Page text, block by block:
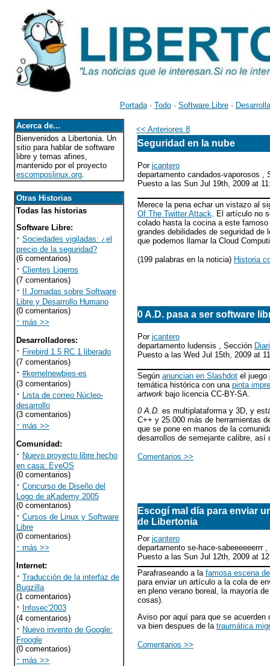
Portada· Todo· Software Libre·
Acerca de...
Bienvenidos a Libertonia. Un
sitio para hablar de software
libre y temas afines,
mantenido por el proyecto
escomposlinux.org.
Otras Historias
Todas las historias
Software Libre:
· Sociedades vigiladas: ¿el
precio de la seguridad?
(6 comentarios)
· Clientes Ligeros
(7 comentarios)
·
II Jornadas sobre Software
Libre y Desarrollo Humano
(0 comentarios)
· más >>
Desarrolladores:
· Firebird 1.5 RC 1 liberado
(7 comentarios)
· #kernelnewbies-es
(3 comentarios)
· Lista de correo Núcleo-
desarrollo
(3 comentarios)
· más >>
Comunidad :
· Nuevo proyecto libre hecho
en casa: EyeOS
(0 comentarios)
· Concurso de Diseño del
Logo de aKademy 2005
(0 comentarios)
· Cursos de Linux y Software
Libre
(0 comentarios)
· más >>
Internet:
· Traducción de la interfaz de
Bugzilla
(1 comentarios)
·
Infosec'2003
(4 comentarios)
· Nuevo invento de Google:
Froogle
(0 comentarios)
· más >>
<< Anteriores 8
Seguridad en la nube
Por jcantero
departamento candados-vaporosos ,
Puesto a las Sun Jul 19th, 2009 at
Merece la pena echar un vistazo al
Of The Twitter Attack. El artículo no
colado hasta la cocina a este
grandes debilidades de seguridad
que podemos llamar la Cloud
(199 palabras en la noticia) Historia
0 A.D. pasa a ser software
Por jcantero
departamento ludensis , Sección
Puesto a las Wed Jul 15th, 2009 at
Según anuncian en Slashdot el juego
temática histórica con una pinta
artwork bajo licencia CC-BY-SA.
0 A.D. es multiplataforma y 3D, y
C++ y 25.000 más de herramientas
que se pone en manos de la
desarrollos de semejante calibre, así
Comentarios >>
Escogí mal día para enviar
de Libertonia
Por jcantero
departamento se-hace-sabeeeeeerrr
Puesto a las Sun Jul 12th, 2009 at
Parafraseando a la famosa escena
para enviar un artículo a la cola de
en pleno verano boreal, la mayoría
cosas).
Aviso por aquí para que se
va bien despues de la traumática
Comentarios >>